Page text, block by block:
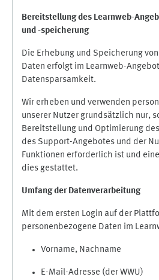
Bereitstellung des Learnweb-
und -speicherung
Die Erhebung und Speicherung
Daten erfolgt im Learnweb-
Datensparsamkeit.
Wir erheben und verwenden
unserer Nutzer grundsätzlich nur,
Bereitstellung und Optimierung
des Support-Angebotes und der
Funktionen erforderlich ist und
dies gestattet.
Umfang der Datenverarbeitung
Mit dem ersten Login auf der
personenbezogene Daten im
Vorname, Nachname
E-Mail-Adresse (der WWU)